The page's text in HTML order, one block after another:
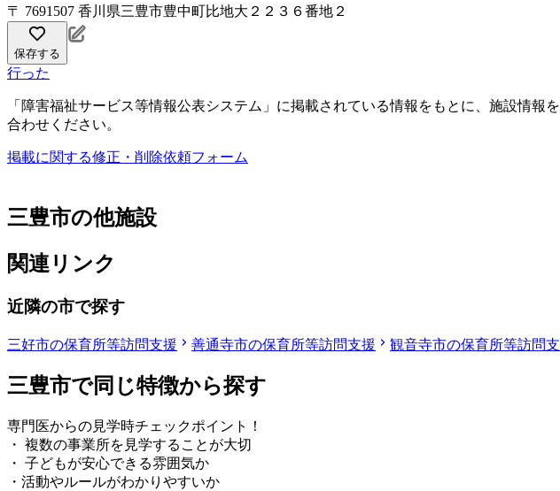
〒 7691507 香川県三豊市豊中町比地大２２３６番地２
保存する
行った
「障害福祉サービス等情報公表システム」に掲載されている情報をもとに、施設情
合わせください。
掲載に関する修正・削除依頼フォーム
三豊市の他施設
関連リンク
近隣の市で探す
三好市の保育所等訪問支援 善通寺市の保育所等訪問支援 観音寺市の保育所等訪問
三豊市で同じ特徴から探す
専門医からの見学時チェックポイント！
・ 複数の事業所を見学することが大切
・ 子どもが安心できる雰囲気か
・活動やルールがわかりやすいか